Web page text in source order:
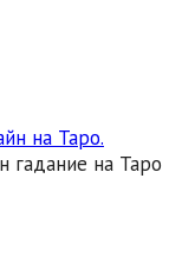
на Таро.
гадание на Таро